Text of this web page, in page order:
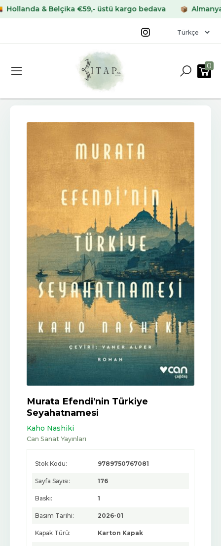
& Belçika €59,- üstü kargo bedava Almanya &
0
Murata Efendi'nin Türkiye
Seyahatnamesi
Kaho Nashiki
Can Sanat Yayınları
Stok Kodu: 9789750767081
Sayfa Sayısı: 176
Baskı: 1
Basım Tarihi: 2026-01
Kapak Türü: Karton Kapak